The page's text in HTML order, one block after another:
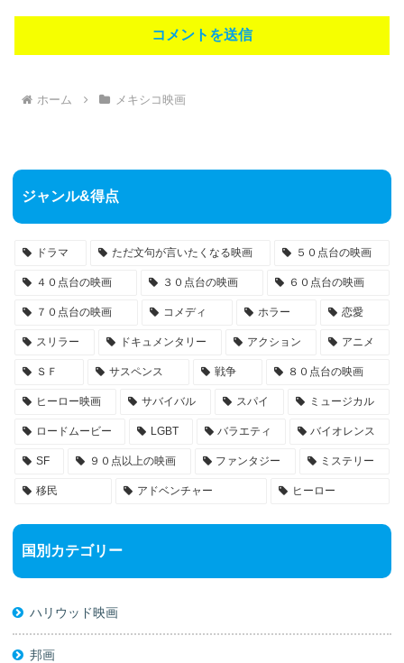
ホーム メキシコ映画
ジャンル&得点
ドラマ ただ文句が言いたくなる映画 ５０点台の映画
４０点台の映画 ３０点台の映画 ６０点台の映画
７０点台の映画 コメディ ホラー 恋愛
スリラー ドキュメンタリー アクション アニメ
ＳＦ サスペンス 戦争 ８０点台の映画
ヒーロー映画 サバイバル スパイ ミュージカル
ロードムービー LGBT バラエティ バイオレンス
SF ９０点以上の映画 ファンタジー ミステリー
移民 アドベンチャー ヒーロー
国別カテゴリー
ハリウッド映画
邦画